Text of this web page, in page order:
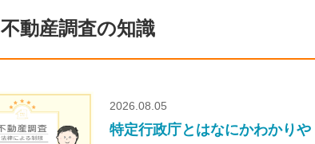
不動産調査の知識
2026.08.05
特定行政庁とはなにかわかりや